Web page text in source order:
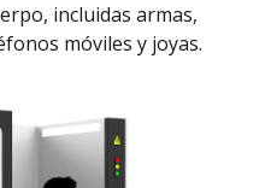
incluidas armas,
móviles y joyas.